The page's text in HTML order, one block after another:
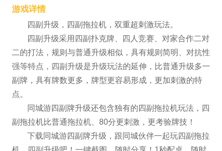
游戏详情
四副升级，四副拖拉机，双重超刺激玩法。
四副升级采用四副扑克牌、四人竞赛、对家合作二对
二的打法，规则与普通升级相似，具有规则简明、对抗性
强等特点，四副升级是升级玩法的延伸，比普通升级多一
副牌，具有牌数更多，牌型更容易形成，更加刺激的特
点。
同城游四副牌升级还包含独有的四副拖拉机玩法，四
副拖拉机比普通拖拉机、80分更刺激，更考验牌技！
下载同城游四副牌升级，跟同城伙伴一起玩四副拖拉